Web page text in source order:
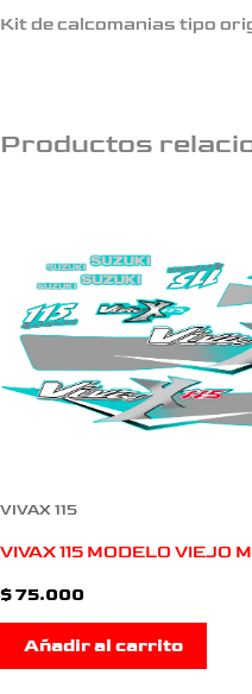
Kit de calcomanias tipo
Productos
VIVAX 115
VIVAX 115 MODELO VIEJO
$75.000
Añadir al carrito